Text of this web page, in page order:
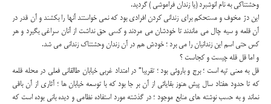
وحشتناکی به نام انوشبرد (یا زندان فراموشی ) گردید.
این دژ مخوف و مستحکم برای زندانی کردن افرادی بود که نمی خواستند آنها را بکشند و آن قدر در
آن قلعه و سیه چال می ماندند تا خودشان می مردند و کسی حق نداشت از آنان سراغی بگیرد و هر
کس حتی اسم این زندانیان را می برد ؛ خودش هم در آن زندان وحشتناک زندانی می شد.
و اما قل قله چیست و کجاست ؟
قل به معنی تپه است ؛ برج و باروئی بود ؛ تقریبا” در امتداد غربی خیابان طالقانی فعلی در محله قلعه
که تا حدود هفتاد سال پیش هنوز بقایائی از آن بر جا بود که با توسعه خیابان ها ؛ آثاری از آن باقی
نماند و به حسب نوشته های منابع موجود ؛ در گذشته مورد استفاده نظامی و دیده بانی بوده است که